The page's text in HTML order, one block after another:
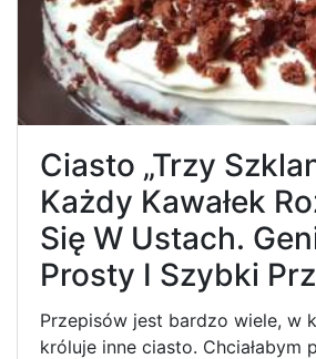
Ciasto „Trzy
Każdy Kawałek
Się W Ustach.
Prosty I Szybki
Przepisów jest bardzo wiele, w
króluje inne ciasto. Chciałabym